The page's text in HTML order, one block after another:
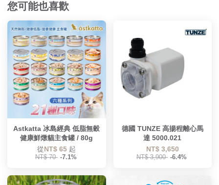
您可能也喜歡
Astkatta 冰島經典 低脂無穀
健康鮮燉貓主食罐 / 80g
從NT$ 65 起
NT$ 70 -7.1%
德國 TUNZE 高揚程離心馬
達 5000.021
NT$ 3,650
NT$ 3,900 -6.4%